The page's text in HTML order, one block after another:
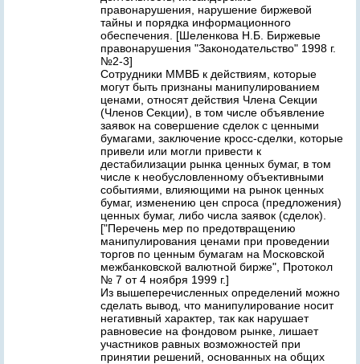
правонарушения, нарушение биржевой
тайны и порядка информационного
обеспечения. [Шеленкова Н.Б. Биржевые
правонарушения "Законодательство" 1998 г.
№2-3]
Сотрудники ММВБ к действиям, которые
могут быть признаны манипулированием
ценами, относят действия Члена Секции
(Членов Секции), в том числе объявление
заявок на совершение сделок с ценными
бумагами, заключение кросс-сделки, которые
привели или могли привести к
дестабилизации рынка ценных бумаг, в том
числе к необусловленному объективными
событиями, влияющими на рынок ценных
бумаг, изменению цен спроса (предложения)
ценных бумаг, либо числа заявок (сделок).
["Перечень мер по предотвращению
манипулирования ценами при проведении
торгов по ценным бумагам на Московской
межбанковской валютной бирже", Протокол
№ 7 от 4 ноября 1999 г.]
Из вышеперечисленных определений можно
сделать вывод, что манипулирование носит
негативный характер, так как нарушает
равновесие на фондовом рынке, лишает
участников равных возможностей при
принятии решений, основанных на общих